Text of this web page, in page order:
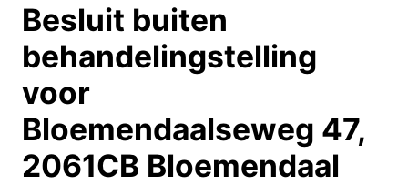
Besluit buiten
behandelingstelling
voor
Bloemendaalseweg 47,
2061CB Bloemendaal